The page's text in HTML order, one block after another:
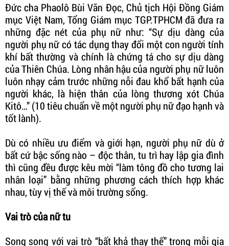
Đức cha Phaolô Bùi Văn Đọc, Chủ tịch Hội Đồng Giám
mục Việt Nam, Tổng Giám mục TGP.TPHCM đã đưa ra
những đặc nét của phụ nữ như: “Sự dịu dàng của
người phụ nữ có tác dụng thay đổi một con người tính
khí bất thường và chính là chứng tá cho sự dịu dàng
của Thiên Chúa. Lòng nhân hậu của người phụ nữ luôn
luôn nhạy cảm trước những nỗi đau khổ bất hạnh của
người khác, là hiện thân của lòng thương xót Chúa
Kitô…” (10 tiêu chuẩn về một người phụ nữ đạo hạnh và
tốt lành).
Dù có nhiều ưu điểm và giới hạn, người phụ nữ dù ở
bất cứ bậc sống nào – độc thân, tu trì hay lập gia đình
thì cũng đều được kêu mời “làm tông đồ cho tương lai
nhân loại” bằng những phương cách thích hợp khác
nhau, tùy vị thế và môi trường sống.
Vai trò của nữ tu
Song song với vai trò “bất khả thay thế” trong mỗi gia